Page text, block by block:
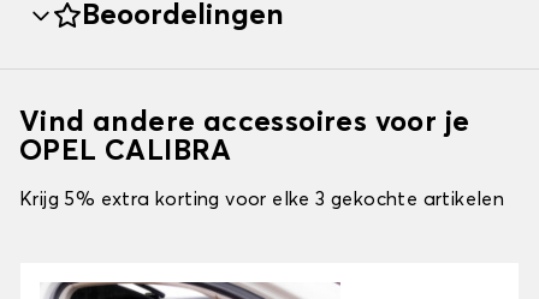
Beoordelingen
Vind andere accessoires voor je
OPEL CALIBRA
Krijg 5% extra korting voor elke 3 gekochte artikelen